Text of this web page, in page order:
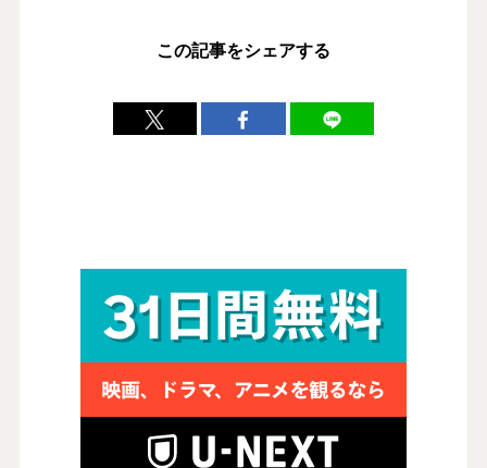
この記事をシェアする